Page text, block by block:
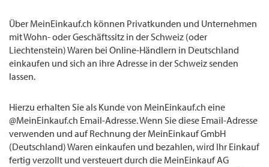
Über MeinEinkauf.ch können Privatkunden und Unternehmen
mit Wohn- oder Geschäftssitz in der Schweiz (oder
Liechtenstein) Waren bei Online-Händlern in Deutschland
einkaufen und sich an ihre Adresse in der Schweiz senden
lassen.
Hierzu erhalten Sie als Kunde von MeinEinkauf.ch eine
@MeinEinkauf.ch Email-Adresse. Wenn Sie diese Email-Adresse
verwenden und auf Rechnung der MeinEinkauf GmbH
(Deutschland) Waren einkaufen und bezahlen, wird Ihr Einkauf
fertig verzollt und versteuert durch die MeinEinkauf AG